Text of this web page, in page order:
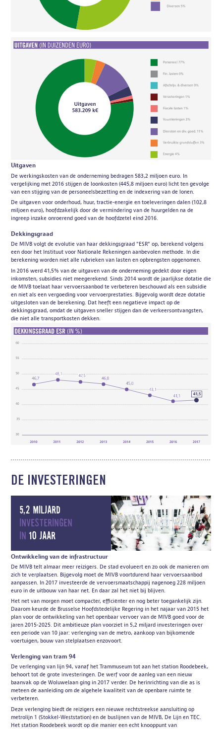
Uitgaven
De werkingskosten van de onderneming bedragen 583,2 miljoen euro. In
vergelijking met 2016 stijgen de loonkosten (445,8 miljoen euro) licht ten gevolge
van een stijging van de personeelsbezetting en de indexering van de lonen.
De uitgaven voor onderhoud, huur, tractie-energie en toeleveringen dalen (102,8
miljoen euro), hoofdzakelijk door de vermindering van de huurgelden na de
ingreep inzake onroerend goed van de hoofdzetel eind 2016.
Dekkingsgraad
De MIVB volgt de evolutie van haar dekkingsgraad "ESR" op, berekend volgens
een door het Instituut voor Nationale Rekeningen aanbevolen methode. In die
berekening worden niet alle rubrieken van lasten en opbrengsten opgenomen.
In 2016 werd 41,5% van de uitgaven van de onderneming gedekt door eigen
inkomsten, subsidies niet meegerekend. Sinds 2014 wordt de jaarlijkse dotatie die
de MIVB toelaat haar vervoersaanbod te verbeteren beschouwd als een subsidie
en niet als een vergoeding voor vervoerprestaties. Bijgevolg wordt deze dotatie
uitgesloten van de berekening. Dat heeft een negatieve impact op de
dekkingsgraad, omdat de uitgaven sneller stijgen dan de verkeersontvangsten,
die niet alle transportkosten dekken.
DE INVESTERINGEN
5,2 miljard
investeringen
in 10 jaar
Ontwikkeling van de infrastructuur
De MIVB telt almaar meer reizigers. De stad evolueert en zo ook de manieren om
zich te verplaatsen. Bijgevolg moet de MIVB voortdurend haar vervoersaanbod
aanpassen. In 2017 investeerde de vervoersmaatschappij nagenoeg 228 miljoen
euro in de uitbouw van haar net. En daar zal het niet bij blijven.
Het net van morgen moet compacter, efficiënter en nog beter toegankelijk zijn.
Daarom keurde de Brusselse Hoofdstedelijke Regering in het najaar van 2015 het
plan voor de ontwikkeling van het openbaar vervoer van de MIVB goed voor de
jaren 2015-2025. Dit ambitieuze plan voorziet in 5,2 miljard investeringen over
een periode van 10 jaar: verlenging van de metro, aankoop van bijkomende
voertuigen, bouw van stelplaatsen enzovoort.
Verlenging van tram 94
De verlenging van lijn 94, vanaf het Trammuseum tot aan het station Roodebeek,
behoort tot de grote investeringen. De werf voor de aanleg van een nieuw
baanvak op de Woluwelaan ging in 2017 verder. De herinrichting van die as is
meteen de aanleiding om de algehele kwaliteit van de openbare ruimte te
verbeteren.
Deze verlenging biedt de reizigers een nieuwe rechtstreekse aansluiting op
metrolijn 1 (Stokkel-Weststation) en de buslijnen van de MIVB, De Lijn en TEC.
Het station Roodebeek wordt op die manier een echt knooppunt van